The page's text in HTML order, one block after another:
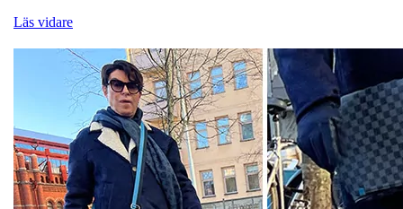
Läs vidare